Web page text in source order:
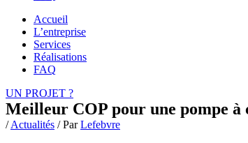
Accueil
L’entreprise
Services
Réalisations
FAQ
UN PROJET ?
Meilleur COP pour une pompe à
/Actualités / ParLefebvre